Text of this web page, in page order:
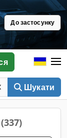
До застосунку
Шукати
(337)